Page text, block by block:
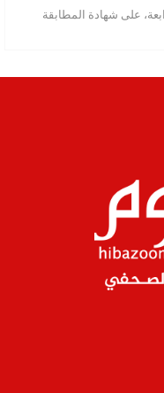
على شهادة المطابقة